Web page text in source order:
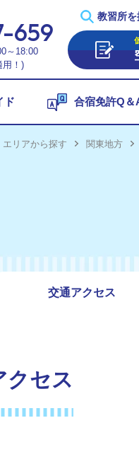
659
～18:00
用！)
教習所を
ド 合宿免許Q＆
エリアから探す 関東地方
交通アクセス
クセス